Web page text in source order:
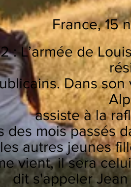
France, 15
: L’armée de
Dans
assiste à la
des mois passés
les autres jeunes
vient, il sera
dit s'appeler